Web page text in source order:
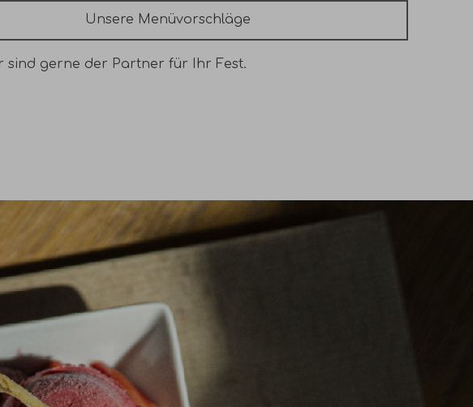
Unsere Menüvorschläge
sind gerne der Partner für Ihr Fest.